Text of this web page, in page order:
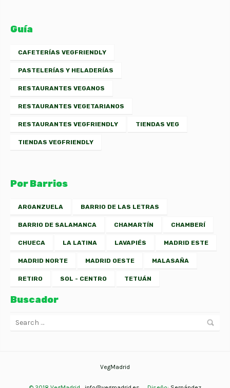
Guía
CAFETERÍAS VEGFRIENDLY
PASTELERÍAS Y HELADERÍAS
RESTAURANTES VEGANOS
RESTAURANTES VEGETARIANOS
RESTAURANTES VEGFRIENDLY TIENDAS VEG
TIENDAS VEGFRIENDLY
Por Barrios
ARGANZUELA BARRIO DE LAS LETRAS
BARRIO DE SALAMANCA CHAMARTÍN CHAMBERÍ
CHUECA LA LATINA LAVAPIÉS MADRID ESTE
MADRID NORTE MADRID OESTE MALASAÑA
RETIRO SOL - CENTRO TETUÁN
Buscador
VegMadrid